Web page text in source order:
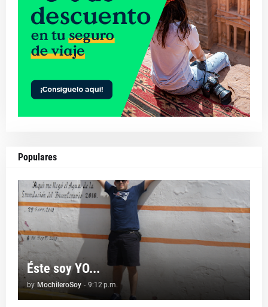
Populares
Éste soy YO...
by MochileroSoy - 9:12 p.m.